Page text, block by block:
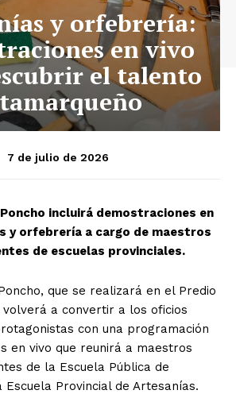
y orfebrería:
en vivo
el talento
7 de julio de 2026
incluirá demostraciones en
y orfebrería a cargo de maestros
de escuelas provinciales.
que se realizará en el Predio
volverá a convertir a los oficios
con una programación
en vivo que reunirá a maestros
de la Escuela Pública de
Provincial de Artesanías.